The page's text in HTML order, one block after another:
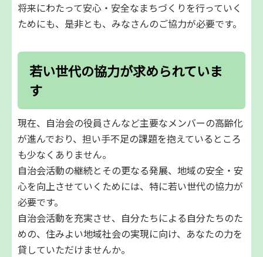
将来にわたって安心・安全なまちづくりを行っていく
ためにも、是非とも、みなさんのご協力が必要です。
若い世代の協力が求められていま
す
現在、自治会の役員さんなど主要なメンバーの高齢化
が進んでおり、担い手不足の課題を抱えているところ
も少なくありません。
自治会活動の継続とその更なる発展、地域の安全・安
心を向上させていくためには、特に若い世代の協力が
必要です。
自治会活動を充実させ、自分たちによる自分たちのた
めの、住みよい地域社会の実現に向け、あなたの力を
貸していただけませんか。